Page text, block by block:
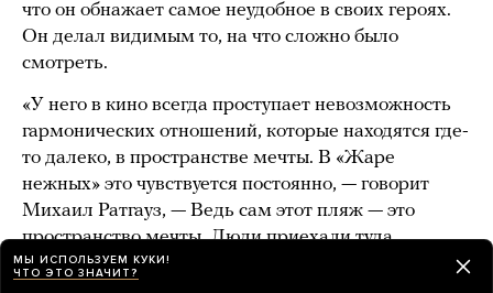
что он обнажает самое неудобное в своих героях.
Он делал видимым то, на что сложно было
смотреть.
«У него в кино всегда проступает невозможность
гармонических отношений, которые находятся где-
то далеко, в пространстве мечты. В «Жаре
нежных» это чувствуется постоянно, — говорит
Михаил Ратгауз, — Ведь сам этот пляж — это
пространство мечты. Люди приехали туда
за очередной порцией счастья. Ты находишься
МЫ ИСПОЛЬЗУЕМ КУКИ!
ЧТО ЭТО ЗНАЧИТ?